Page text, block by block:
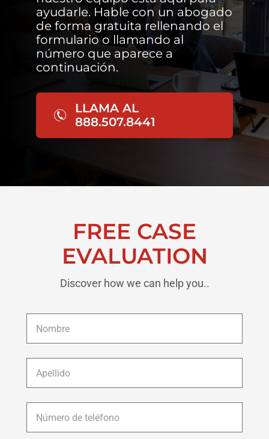
ayudarle. Hable con un abogado
de forma gratuita rellenando el
formulario o llamando al
número que aparece a
continuación.
LLAMA AL
888.507.8441
FREE CASE
EVALUATION
Discover how we can help you..
Nombre *
Apellido *
Número
de
teléfono *